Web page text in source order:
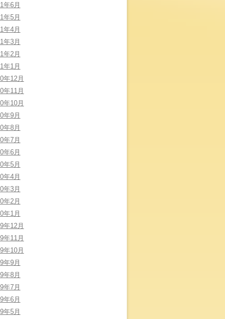
年6月
年5月
年4月
年3月
年2月
年1月
年12月
年11月
年10月
年9月
年8月
年7月
年6月
年5月
年4月
年3月
年2月
年1月
年12月
年11月
年10月
年9月
年8月
年7月
年6月
年5月